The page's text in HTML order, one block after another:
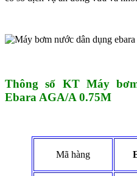
Thông số KT Máy
Ebara AGA/A 0.75M
Mã hàng